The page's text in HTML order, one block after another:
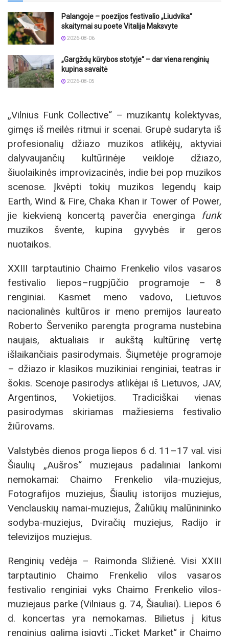
Palangoje – poezijos festivalio „Liudvika“
skaitymai su poete Vitalija Maksvyte
2026-08-06
„Gargždų kūrybos stotyje“ – dar viena renginių
kupina savaitė
2026-08-05
„Vilnius Funk Collective“ – muzikantų kolektyvas,
gimęs iš meilės ritmui ir scenai. Grupė sudaryta iš
profesionalių džiazo muzikos atlikėjų, aktyviai
dalyvaujančių kultūrinėje veikloje džiazo,
šiuolaikinės improvizacinės, indie bei pop muzikos
scenose. Įkvėpti tokių muzikos legendų kaip
Earth, Wind & Fire, Chaka Khan ir Tower of Power,
jie kiekvieną koncertą paverčia energinga funk
muzikos švente, kupina gyvybės ir geros
nuotaikos.
XXIII tarptautinio Chaimo Frenkelio vilos vasaros
festivalio liepos–rugpjūčio programoje – 8
renginiai. Kasmet meno vadovo, Lietuvos
nacionalinės kultūros ir meno premijos laureato
Roberto Šerveniko parengta programa nustebina
naujais, aktualiais ir aukštą kultūrinę vertę
išlaikančiais pasirodymais. Šiųmetėje programoje
– džiazo ir klasikos muzikiniai renginiai, teatras ir
šokis. Scenoje pasirodys atlikėjai iš Lietuvos, JAV,
Argentinos, Vokietijos. Tradiciškai vienas
pasirodymas skiriamas mažiesiems festivalio
žiūrovams.
Valstybės dienos proga liepos 6 d. 11–17 val. visi
Šiaulių „Aušros“ muziejaus padaliniai lankomi
nemokamai: Chaimo Frenkelio vila-muziejus,
Fotografijos muziejus, Šiaulių istorijos muziejus,
Venclauskių namai-muziejus, Žaliūkių malūnininko
sodyba-muziejus, Dviračių muziejus, Radijo ir
televizijos muziejus.
Renginių vedėja – Raimonda Sližienė. Visi XXIII
tarptautinio Chaimo Frenkelio vilos vasaros
festivalio renginiai vyks Chaimo Frenkelio vilos-
muziejaus parke (Vilniaus g. 74, Šiauliai). Liepos 6
d. koncertas yra nemokamas. Bilietus į kitus
renginius galima įsigyti „Ticket Market“ ir Chaimo